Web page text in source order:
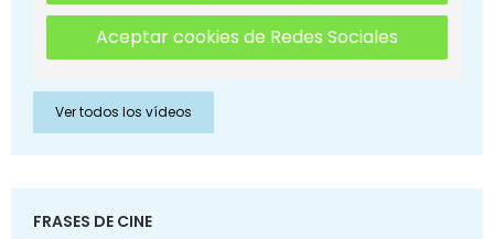
Aceptar cookies de Redes Sociales
Ver todos los vídeos
FRASES DE CINE